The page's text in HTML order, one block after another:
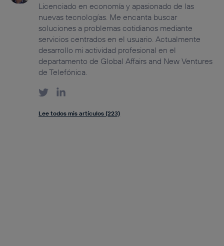
Licenciado en economía y apasionado de las
nuevas tecnologías. Me encanta buscar
soluciones a problemas cotidianos mediante
servicios centrados en el usuario. Actualmente
desarrollo mi actividad profesional en el
departamento de Global Affairs and New Ventures
de Telefónica.
Lee todos mis artículos (223)